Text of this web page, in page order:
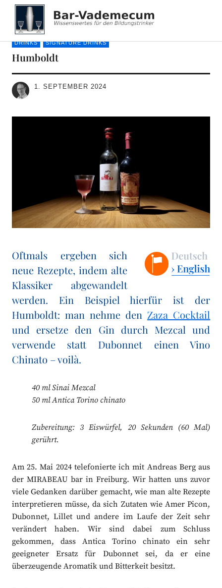
Bar-Vademecum
DRINKS SIGNATURE DRINKS
Humboldt
1. SEPTEMBER 2024
Oftmals ergeben sich
neue Rezepte, indem alte
Klassiker abgewandelt
werden. Ein Beispiel hierfür ist der
Humboldt: man nehme den Zaza Cocktail
und ersetze den Gin durch Mezcal und
verwende statt Dubonnet einen Vino
Chinato – voilà.
40 ml Sinai Mezcal
50 ml Antica Torino chinato
Zubereitung: 3 Eiswürfel, 20 Sekunden (60 Mal)
gerührt.
Am 25. Mai 2024 telefonierte ich mit Andreas Berg aus
der MIRABEAU bar in Freiburg. Wir hatten uns zuvor
viele Gedanken darüber gemacht, wie man alte Rezepte
interpretieren müsse, da sich Zutaten wie Amer Picon,
Dubonnet, Lillet und andere im Laufe der Zeit sehr
verändert haben. Wir sind dabei zum Schluss
gekommen, dass Antica Torino chinato ein sehr
geeigneter Ersatz für Dubonnet sei, da er eine
überzeugende Aromatik und Bitterkeit besitzt.